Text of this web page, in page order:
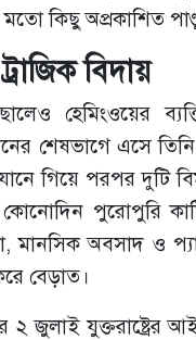
মতো কিছু অপ্রকাশিত
বিদায়
হেমিংওয়ের
শেষভাগে এসে
গিয়ে পরপর দুটি
পুরোপুরি
মানসিক অবসাদ ও
বেড়াত।
জুলাই যুক্তরাষ্ট্রের